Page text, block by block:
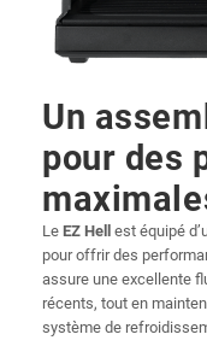
Un
pour des
Le EZ Hell est équipé
pour offrir des
assure une excellente
récents, tout en
système de